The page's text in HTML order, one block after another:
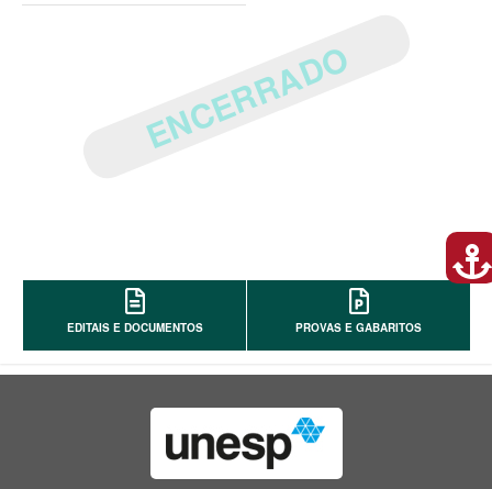
ENCERRADO
EDITAIS E DOCUMENTOS PROVAS E GABARITOS